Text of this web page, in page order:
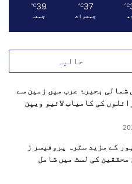
℃
37
℃
جمعرات
39
℃
جمعہ
حالیہ
شمالی بحیرۂ عرب میں زمین سے
کی کامیاب لائیو ویپن
کے مزید سترہ پروفیسر ز
کی لسٹ میں شامل